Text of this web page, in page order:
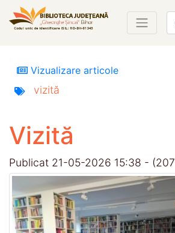
Vizualizare articole
vizită
Vizită
Publicat 21-05-2026 15:38 -